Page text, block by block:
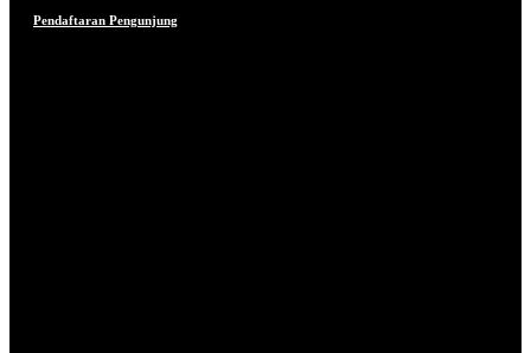
Pendaftaran Pengunjung